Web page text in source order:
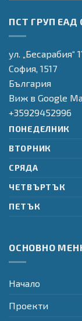
програма
"Транспорт и
инфраструктура"
ПСТ ГРУП ЕАД
ул. „Бесарабия“
София, 1517
България
Виж в Google
+35929452996
ПОНЕДЕЛНИК
ВТОРНИК
СРЯДА
ЧЕТВЪРТЪК
ПЕТЪК
ОСНОВНО
Начало
Проекти